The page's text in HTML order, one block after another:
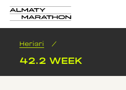
Негізгі /
42.2 WEEK